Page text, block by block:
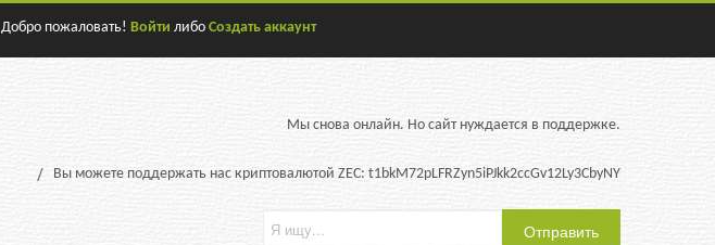
Добро пожаловать! Войти либо Создать аккаунт
Мы снова онлайн. Но сайт нуждается в поддержке.
Вы можете поддержать нас криптовалютой ZEC: t1bkM72pLFRZyn5iPJkk2ccGv12Ly3CbyNY